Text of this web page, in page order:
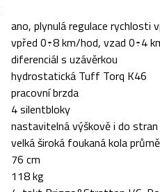
ano, plynulá regulace rychlosti
vpřed 0÷8 km/hod, vzad 0÷4
diferenciál s uzávěrkou
hydrostatická Tuff Torq K46
pracovní brzda
4 silentbloky
nastavitelná výškově i do stran
velká široká foukaná kola
76 cm
118 kg